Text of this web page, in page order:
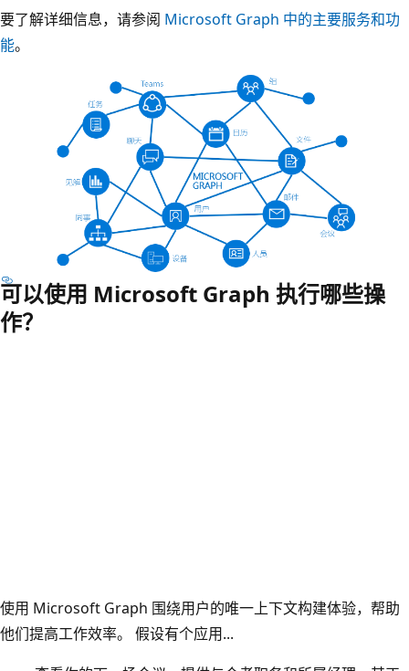
要了解详细信息，请参阅 Microsoft Graph 中的主要服务和功
能。
可以使用 Microsoft Graph 执行哪些操
作？
使用 Microsoft Graph 围绕用户的唯一上下文构建体验，帮助
他们提高工作效率。 假设有个应用...